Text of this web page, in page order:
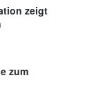
zeigt
zum